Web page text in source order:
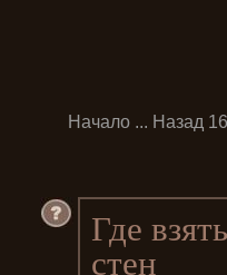
Начало ... Назад
Где
стен